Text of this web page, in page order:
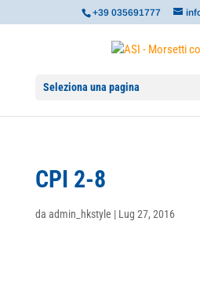
+39 035691777
Seleziona una pagina
CPI 2-8
da admin_hkstyle | Lug 27, 2016